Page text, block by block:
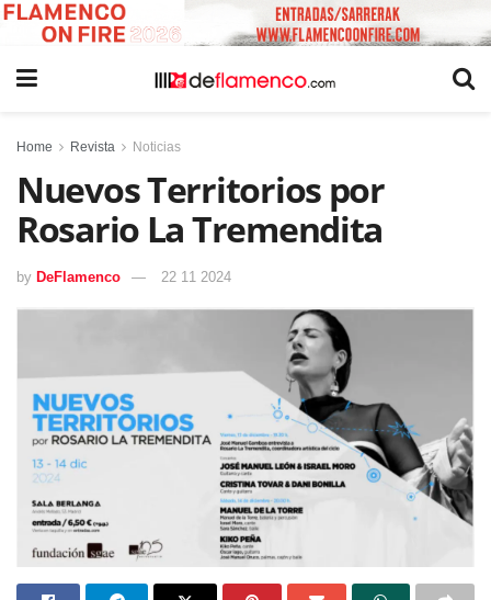
Home Revista Noticias
Nuevos Territorios por
Rosario La Tremendita
by DeFlamenco 22 11 2024